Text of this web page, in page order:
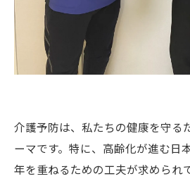
介護予防は、私たちの健康を守る
ーマです。特に、高齢化が進む日
年を重ねるための工夫が求められ